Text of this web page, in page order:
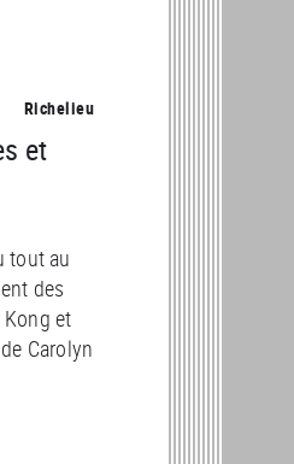
Richelieu
et
tout au
des
Kong et
de Carolyn